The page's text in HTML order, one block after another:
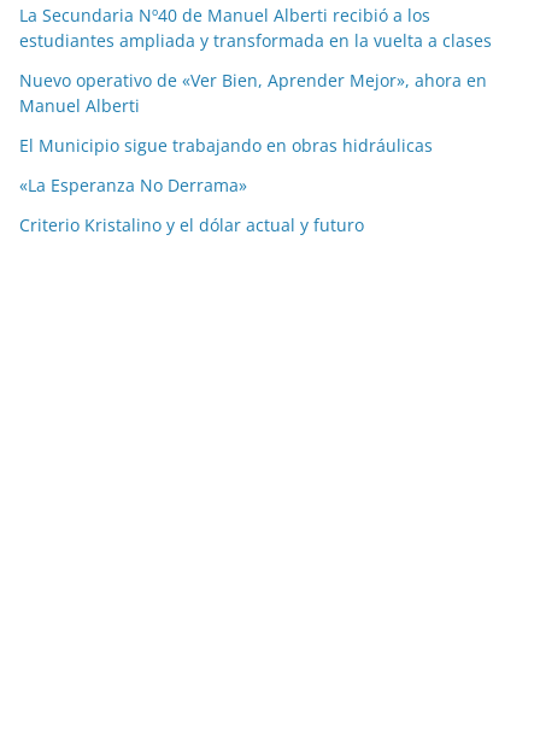
La Secundaria Nº40 de Manuel Alberti recibió a los
estudiantes ampliada y transformada en la vuelta a clases
Nuevo operativo de «Ver Bien, Aprender Mejor», ahora en
Manuel Alberti
El Municipio sigue trabajando en obras hidráulicas
«La Esperanza No Derrama»
Criterio Kristalino y el dólar actual y futuro